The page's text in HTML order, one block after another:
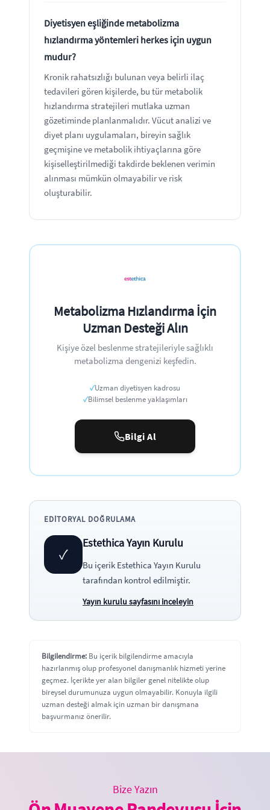
Diyetisyen eşliğinde metabolizma
hızlandırma yöntemleri herkes için uygun
mudur?
Kronik rahatsızlığı bulunan veya belirli ilaç
tedavileri gören kişilerde, bu tür metabolik
hızlandırma stratejileri mutlaka uzman
gözetiminde planlanmalıdır. Vücut analizi ve
diyet planı uygulamaları, bireyin sağlık
geçmişine ve metabolik ihtiyaçlarına göre
kişiselleştirilmediği takdirde beklenen verimin
alınması mümkün olmayabilir ve risk
oluşturabilir.
Metabolizma Hızlandırma İçin
Uzman Desteği Alın
Kişiye özel beslenme stratejileriyle sağlıklı
metabolizma dengenizi keşfedin.
✓Uzman diyetisyen kadrosu
✓Bilimsel beslenme yaklaşımları
Bilgi Al
EDITORYAL DOĞRULAMA
✓
Estethica Yayın Kurulu
Bu içerik Estethica Yayın Kurulu
tarafından kontrol edilmiştir.
Yayın kurulu sayfasını inceleyin
Bilgilendirme: Bu içerik bilgilendirme amacıyla
hazırlanmış olup profesyonel danışmanlık hizmeti yerine
geçmez. İçerikte yer alan bilgiler genel nitelikte olup
bireysel durumunuza uygun olmayabilir. Konuyla ilgili
uzman desteği almak için uzman bir danışmana
başvurmanız önerilir.
Bize Yazın